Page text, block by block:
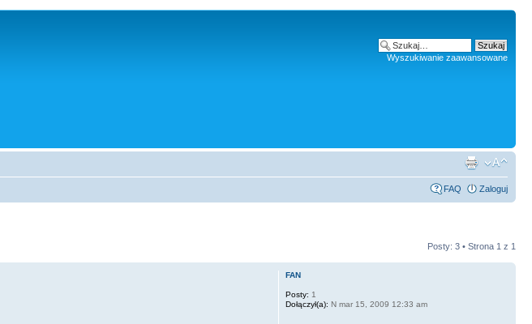
Wyszukiwanie zaawansowane
FAQ Zaloguj
Posty: 3 • Strona 1 z 1
FAN
Posty: 1
Dołączył(a): N mar 15, 2009 12:33 am